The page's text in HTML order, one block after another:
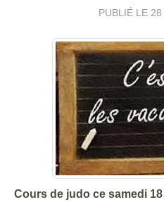
PUBLIÉ LE 28
Cours de judo ce samedi